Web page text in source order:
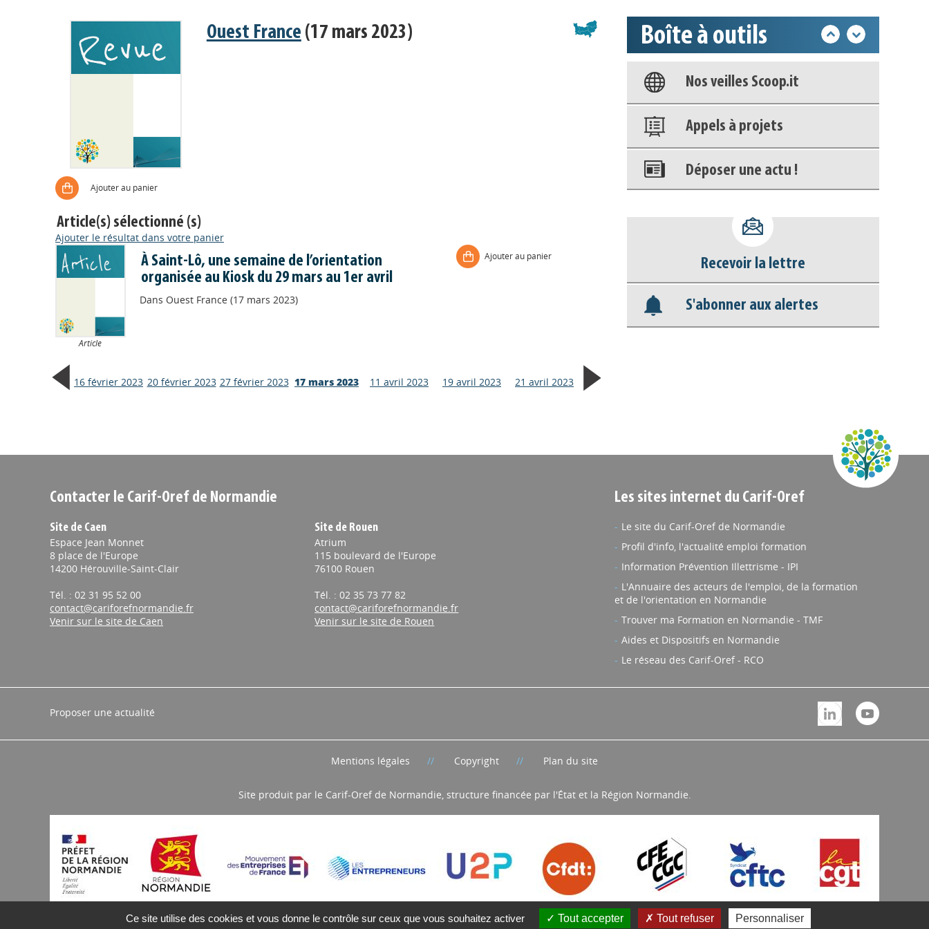
Ajouter au panier
Ouest France (17 mars 2023)
Article(s) sélectionné (s)
Ajouter le résultat dans votre panier
Article
À Saint-Lô, une semaine de l’orientation
organisée au Kiosk du 29 mars au 1er avril
Dans Ouest France (17 mars 2023)
Ajouter au panier
16 février 2023 20 février 2023 27 février 2023 17 mars 2023 11 avril 2023 19 avril 2023 21 avril 2023
Boîte à outils
Base documentaire
Nos veilles Scoop.it
Appels à projets
Déposer une actu !
déconnecter)
Base documentaire
Nos veilles Scoop.it
Recevoir la lettre
S'abonner aux alertes
Contacter le Carif-Oref de Normandie
Site de Caen
Espace Jean Monnet
8 place de l'Europe
14200 Hérouville-Saint-Clair
Tél. : 02 31 95 52 00
contact@cariforefnormandie.fr
Venir sur le site de Caen
Site de Rouen
Atrium
115 boulevard de l'Europe
76100 Rouen
Tél. : 02 35 73 77 82
contact@cariforefnormandie.fr
Venir sur le site de Rouen
Les sites internet du Carif-Oref
Le site du Carif-Oref de Normandie
Profil d'info, l'actualité emploi formation
Information Prévention Illettrisme - IPI
L'Annuaire des acteurs de l'emploi, de la formation
et de l'orientation en Normandie
Trouver ma Formation en Normandie - TMF
Aides et Dispositifs en Normandie
Le réseau des Carif-Oref - RCO
Proposer une actualité
Mentions légales Copyright Plan du site
Site produit par le Carif-Oref de Normandie, structure financée par l'État et la Région Normandie.
Ce site utilise des cookies et vous donne le contrôle sur ceux que vous souhaitez activer Tout accepter Tout refuser Personnaliser